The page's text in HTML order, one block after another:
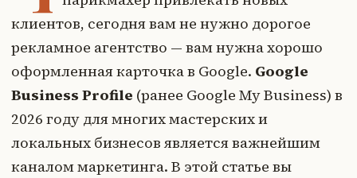
клиентов, сегодня вам не нужно дорогое
рекламное агентство — вам нужна хорошо
оформленная карточка в Google. Google
Business Profile (ранее Google My Business) в
2026 году для многих мастерских и
локальных бизнесов является важнейшим
каналом маркетинга. В этой статье вы